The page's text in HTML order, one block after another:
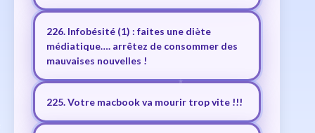
226. Infobésité (1) : faites une diète
médiatique…. arrêtez de consommer des
mauvaises nouvelles !
225. Votre macbook va mourir trop vite !!!